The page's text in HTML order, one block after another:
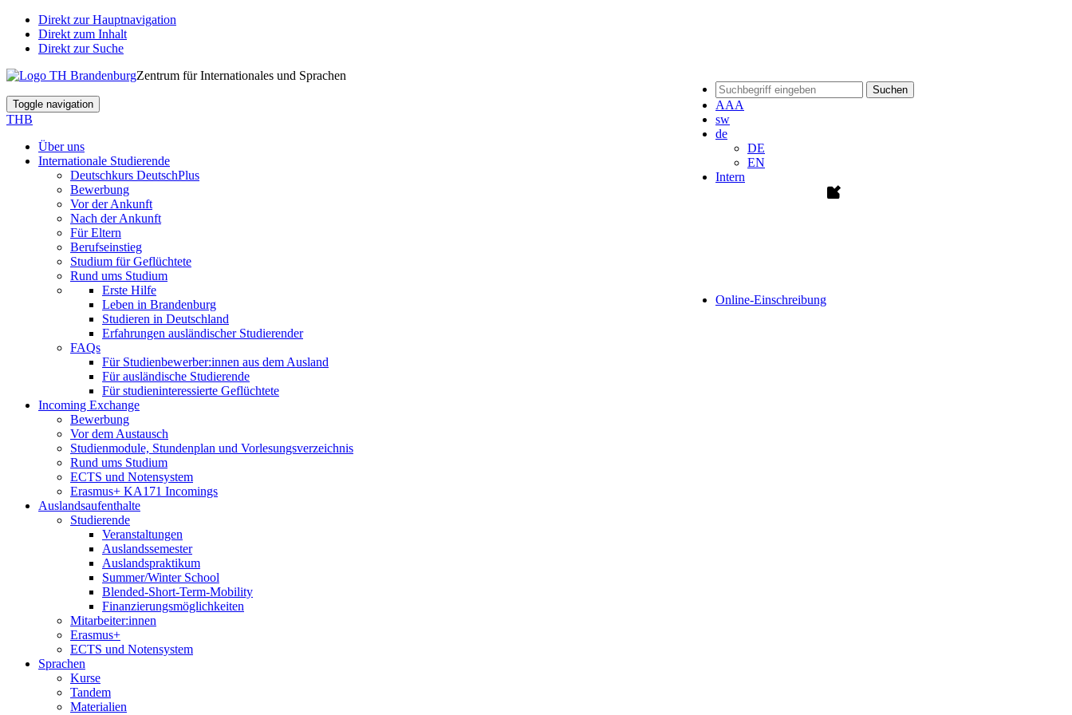
Direkt zur Hauptnavigation
Direkt zum Inhalt
Direkt zur Suche
Suchen
AAA
sw
de
DE
EN
Intern
Online-Einschreibung
Zentrum für Internationales und Sprachen
Toggle navigation
THB
Über uns
Internationale Studierende
Deutschkurs DeutschPlus
Bewerbung
Vor der Ankunft
Nach der Ankunft
Für Eltern
Berufseinstieg
Studium für Geflüchtete
Rund ums Studium
Erste Hilfe
Leben in Brandenburg
Studieren in Deutschland
Erfahrungen ausländischer Studierender
FAQs
Für Studienbewerber:innen aus dem Ausland
Für ausländische Studierende
Für studieninteressierte Geflüchtete
Incoming Exchange
Bewerbung
Vor dem Austausch
Studienmodule, Stundenplan und Vorlesungsverzeichnis
Rund ums Studium
ECTS und Notensystem
Erasmus+ KA171 Incomings
Auslandsaufenthalte
Studierende
Veranstaltungen
Auslandssemester
Auslandspraktikum
Summer/Winter School
Blended-Short-Term-Mobility
Finanzierungsmöglichkeiten
Mitarbeiter:innen
Erasmus+
ECTS und Notensystem
Sprachen
Kurse
Tandem
Materialien